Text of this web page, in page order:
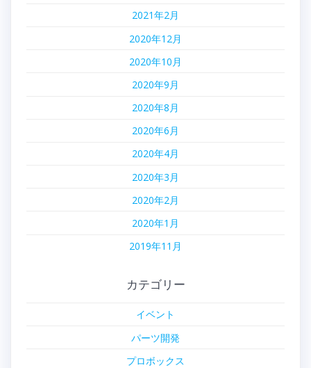
2021年2月
2020年12月
2020年10月
2020年9月
2020年8月
2020年6月
2020年4月
2020年3月
2020年2月
2020年1月
2019年11月
カテゴリー
イベント
パーツ開発
プロボックス